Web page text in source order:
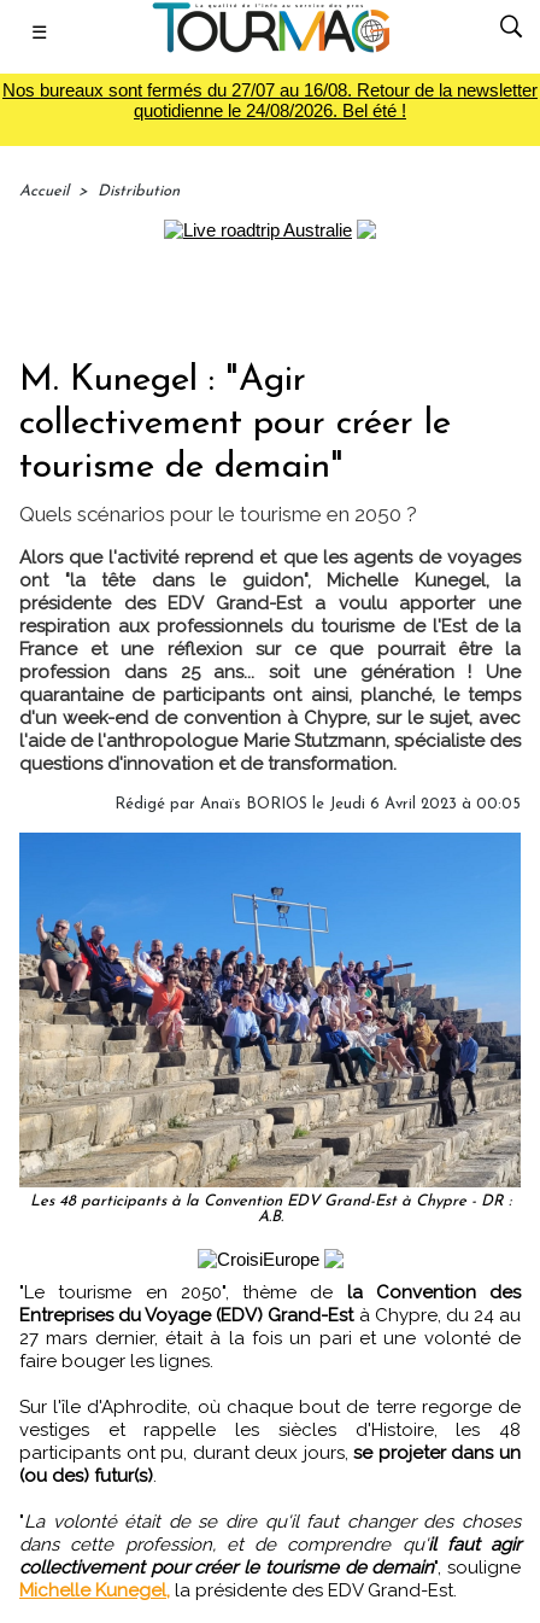
☰
Nos bureaux sont fermés du 27/07 au 16/08. Retour de la newsletter
quotidienne le 24/08/2026. Bel été !
Accueil > Distribution
M. Kunegel : "Agir
collectivement pour créer le
tourisme de demain"
Quels scénarios pour le tourisme en 2050 ?
Alors que l'activité reprend et que les agents de voyages
ont "la tête dans le guidon", Michelle Kunegel, la
présidente des EDV Grand-Est a voulu apporter une
respiration aux professionnels du tourisme de l'Est de la
France et une réflexion sur ce que pourrait être la
profession dans 25 ans... soit une génération ! Une
quarantaine de participants ont ainsi, planché, le temps
d'un week-end de convention à Chypre, sur le sujet, avec
l'aide de l'anthropologue Marie Stutzmann, spécialiste des
questions d'innovation et de transformation.
Rédigé par Anaïs BORIOS le Jeudi 6 Avril 2023 à 00:05
Les 48 participants à la Convention EDV Grand-Est à Chypre - DR :
A.B.
"Le tourisme en 2050", thème de la Convention des
Entreprises du Voyage (EDV) Grand-Està Chypre, du 24 au
27 mars dernier, était à la fois un pari et une volonté de
faire bouger les lignes.
Sur l'île d'Aphrodite, où chaque bout de terre regorge de
vestiges et rappelle les siècles d'Histoire, les 48
participants ont pu, durant deux jours,se projeter dans un
(ou des) futur(s).
"La volonté était de se dire qu'il faut changer des choses
dans cette profession, et de comprendre qu'il faut agir
collectivement pour créer le tourisme de demain", souligne
Michelle Kunegel, la présidente des EDV Grand-Est.